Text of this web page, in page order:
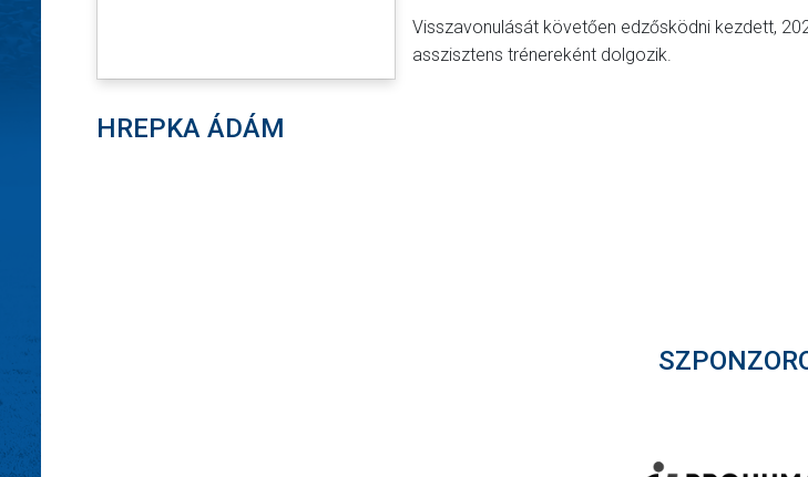
HREPKA ÁDÁM
Visszavonulását követően edzősködni kezdett,
asszisztens trénereként dolgozik.